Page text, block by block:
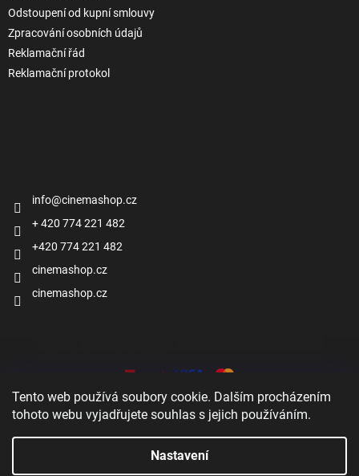
Tento web používá soubory cookie. Dalším procházením
tohoto webu vyjadřujete souhlas s jejich používáním.
Nastavení
Odstoupení od kupní smlouvy
Zpracování osobních údajů
Reklamační řád
Reklamační protokol
info@cinemashop.cz
+ 420 774 221 482
+420 774 221 482
cinemashop.cz
cinemashop.cz
Vytvořil Shoptet